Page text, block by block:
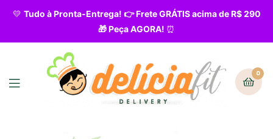
💛 Tudo à Pronta-Entrega! 👉 Frete GRÁTIS acima de R$ 290
🎁 Peça AGORA! ⏰
0